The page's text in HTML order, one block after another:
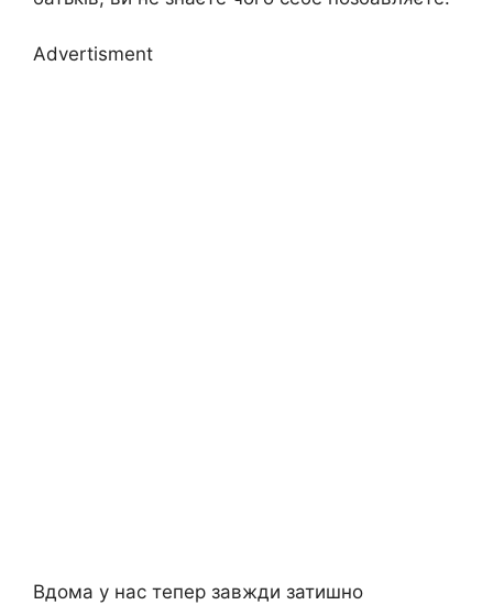
Advertisment
Вдома у нас тепер завжди затишно